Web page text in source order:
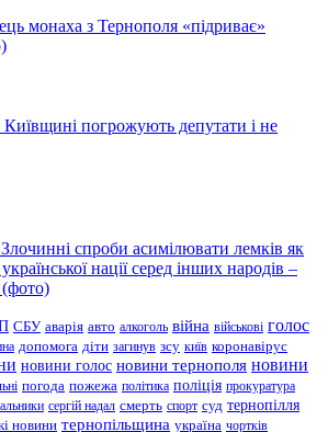
монаха з Тернополя «підриває»
погрожують депутати і не
спроби асимілювати лемків як
нації серед інших народів –
(фото)
СБУ аварія авто алкоголь війна військові голос
допомога діти загинув зсу київ коронавірус
новини голос новини тернополя новини
погода пожежа політика поліція прокуратура
сергій надал смерть спорт суд тернопілля
новини тернопільщина україна чортків